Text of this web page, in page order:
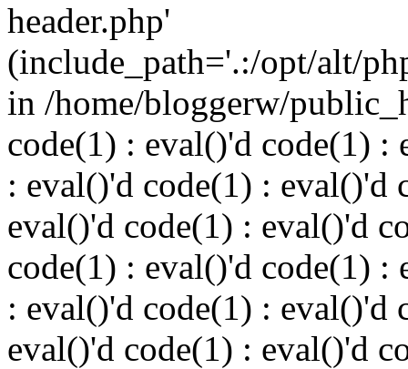
header.php'
(include_path='.:/opt/alt/
in /home/bloggerw/
code(1) : eval()'d code(1) :
: eval()'d code(1) : eval()'d
eval()'d code(1) : eval()'d
code(1) : eval()'d code(1) :
: eval()'d code(1) : eval()'d
eval()'d code(1) : eval()'d